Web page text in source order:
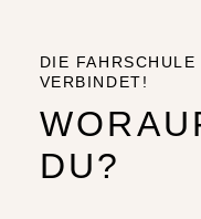
DIE
VERBINDET!
DU?